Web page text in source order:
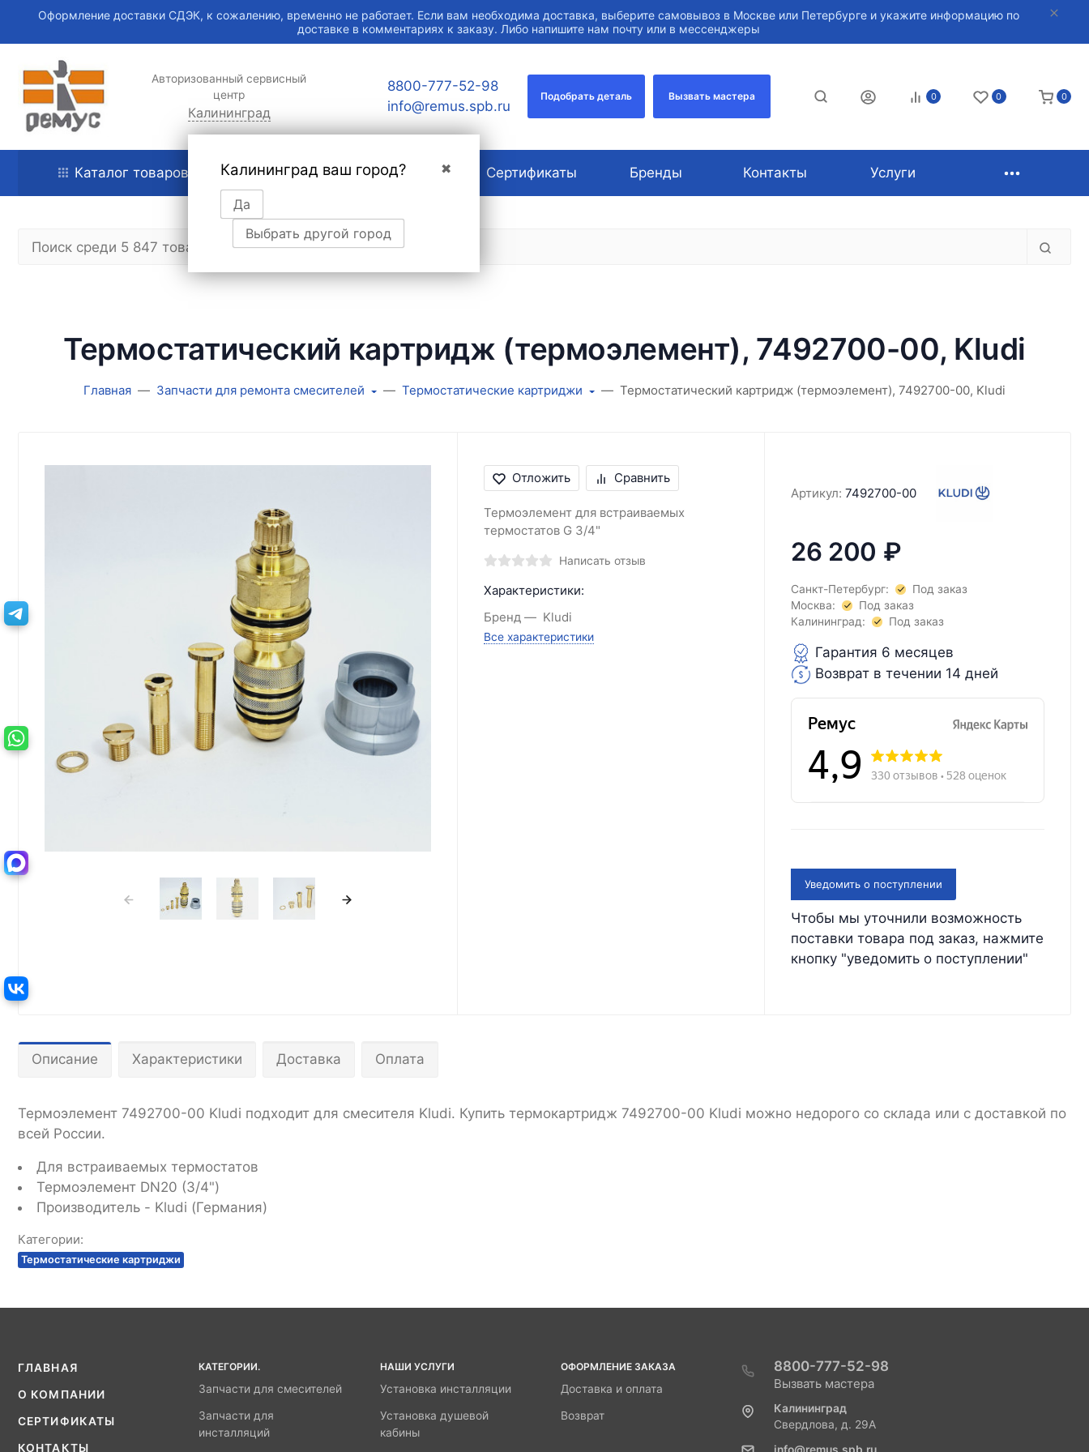
Оформление доставки СДЭК, к сожалению, временно не работает. Если вам необходима доставка, выберите самовывоз в Москве или Петербурге и укажите информацию по
доставке в комментариях к заказу. Либо напишите нам почту или в мессенджеры
Авторизованный сервисный
центр
Калининград
✖
Калининград ваш город?
Да
Выбрать другой город
8800-777-52-98
info@remus.spb.ru
Подобрать деталь Вызвать мастера 0 0 0
Каталог товаров Главная О компании Сертификаты Бренды Контакты Услуги
Термостатический картридж (термоэлемент), 7492700-00, Kludi
Главная Запчасти для ремонта смесителей Термостатические картриджи Термостатический картридж (термоэлемент), 7492700-00, Kludi
Отложить Сравнить
Термоэлемент для встраиваемых
термостатов G 3/4"
Написать отзыв
Характеристики:
Бренд
Kludi
Все характеристики
Артикул: 7492700-00
26 200 ₽
Санкт-Петербург:
Под заказ
Москва:
Под заказ
Калининград:
Под заказ
Гарантия 6 месяцев
Возврат в течении 14 дней
Уведомить о поступлении
Чтобы мы уточнили возможность
поставки товара под заказ, нажмите
кнопку "уведомить о поступлении"
Описание Характеристики Доставка Оплата
Термоэлемент 7492700-00 Kludi подходит для смесителя Kludi. Купить термокартридж 7492700-00 Kludi можно недорого со склада или с доставкой по
всей России.
Для встраиваемых термостатов
Термоэлемент DN20 (3/4")
Производитель - Kludi (Германия)
Категории:
Термостатические картриджи
ГЛАВНАЯ
О КОМПАНИИ
СЕРТИФИКАТЫ
КОНТАКТЫ
КАТЕГОРИИ.
Запчасти для смесителей
Запчасти для
инсталляций
НАШИ УСЛУГИ
Установка инсталляции
Установка душевой
кабины
ОФОРМЛЕНИЕ ЗАКАЗА
Доставка и оплата
Возврат
8800-777-52-98
Вызвать мастера
Калининград
Свердлова, д. 29А